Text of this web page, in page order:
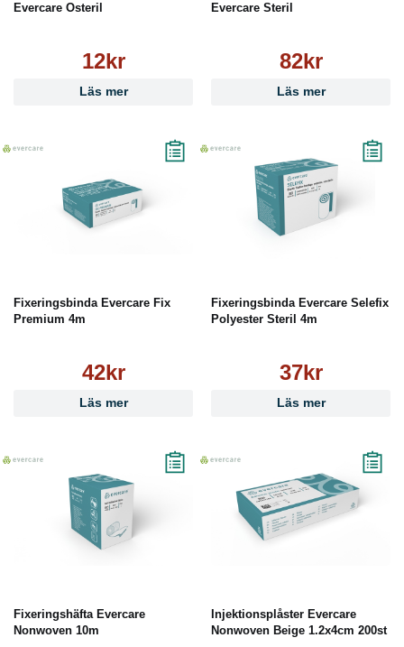
Evercare Osteril
12kr
Läs mer
Evercare Steril
82kr
Läs mer
Fixeringsbinda Evercare Fix
Premium 4m
42kr
Läs mer
Fixeringsbinda Evercare Selefix
Polyester Steril 4m
37kr
Läs mer
Fixeringshäfta Evercare
Nonwoven 10m
Injektionsplåster Evercare
Nonwoven Beige 1.2x4cm 200st